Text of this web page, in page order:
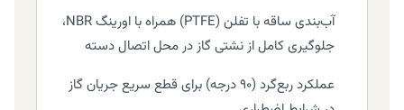
آب‌بندی ساقه با تفلن (PTFE) همراه با اورینگ NBR،
جلوگیری کامل از نشتی گاز در محل اتصال دسته
عملکرد ربع‌گرد (۹۰ درجه) برای قطع سریع جریان گاز